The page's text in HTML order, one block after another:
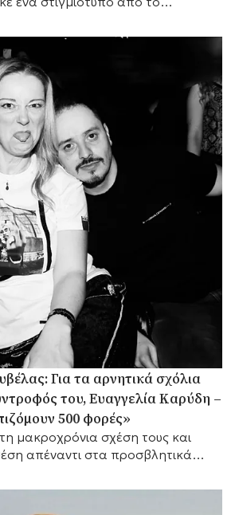
ζευγαριού
Για τα αρνητικά σχόλια
του, Ευαγγελία Καρύδη –
500 φορές»
μακροχρόνια σχέση τους και
απέναντι στα προσβλητικά